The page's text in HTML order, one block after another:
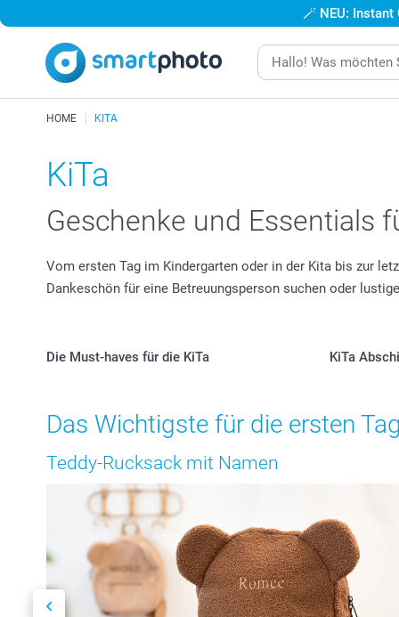
🪄 NEU:
HOME KITA
KiTa
Geschenke und Essentials
Vom ersten Tag im Kindergarten oder in der Kita bis zur
Dankeschön für eine Betreuungsperson suchen oder
Die Must-haves für die KiTa KiTa
Das Wichtigste für die ersten
Teddy-Rucksack mit Namen